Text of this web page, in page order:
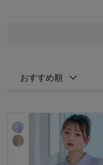
おすすめ順